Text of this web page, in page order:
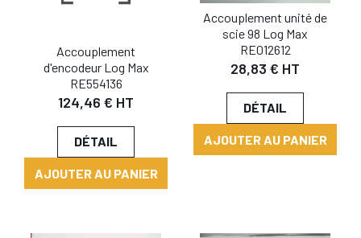
Accouplement
d'encodeur Log Max
RE554136
124,46 € HT
DÉTAIL
AJOUTER AU PANIER
Accouplement unité de
scie 98 Log Max
RE012612
28,83 € HT
DÉTAIL
AJOUTER AU PANIER